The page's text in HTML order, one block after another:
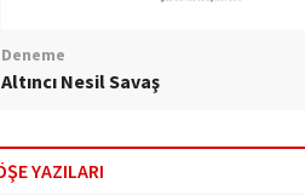
Deneme
Altıncı Nesil Savaş
YAZILARI